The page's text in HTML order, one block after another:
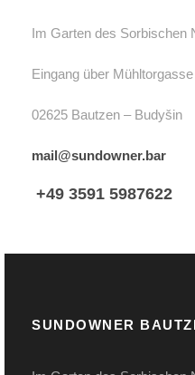
Im Garten des Sorbischen
Eingang über
02625 Bautzen – Budyšin
mail@sundowner.bar
+49 3591 5987622
SUNDOWNER